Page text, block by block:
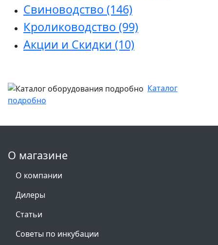
Свиноводство (146)
Кролиководство (99)
Акции и Скидки (10)
Каталог
подробно
О магазине
О компании
Дилеры
Статьи
Советы по инкубации